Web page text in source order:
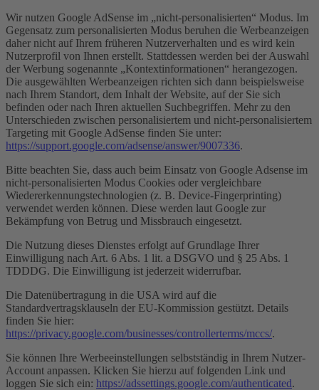
Wir nutzen Google AdSense im „nicht-personalisierten“ Modus. Im
Gegensatz zum personalisierten Modus beruhen die Werbeanzeigen
daher nicht auf Ihrem früheren Nutzerverhalten und es wird kein
Nutzerprofil von Ihnen erstellt. Stattdessen werden bei der Auswahl
der Werbung sogenannte „Kontextinformationen“ herangezogen.
Die ausgewählten Werbeanzeigen richten sich dann beispielsweise
nach Ihrem Standort, dem Inhalt der Website, auf der Sie sich
befinden oder nach Ihren aktuellen Suchbegriffen. Mehr zu den
Unterschieden zwischen personalisiertem und nicht-personalisiertem
Targeting mit Google AdSense finden Sie unter:
https://support.google.com/adsense/answer/9007336.
Bitte beachten Sie, dass auch beim Einsatz von Google Adsense im
nicht-personalisierten Modus Cookies oder vergleichbare
Wiedererkennungstechnologien (z. B. Device-Fingerprinting)
verwendet werden können. Diese werden laut Google zur
Bekämpfung von Betrug und Missbrauch eingesetzt.
Die Nutzung dieses Dienstes erfolgt auf Grundlage Ihrer
Einwilligung nach Art. 6 Abs. 1 lit. a DSGVO und § 25 Abs. 1
TDDDG. Die Einwilligung ist jederzeit widerrufbar.
Die Datenübertragung in die USA wird auf die
Standardvertragsklauseln der EU-Kommission gestützt. Details
finden Sie hier:
https://privacy.google.com/businesses/controllerterms/mccs/.
Sie können Ihre Werbeeinstellungen selbstständig in Ihrem Nutzer-
Account anpassen. Klicken Sie hierzu auf folgenden Link und
loggen Sie sich ein: https://adssettings.google.com/authenticated.